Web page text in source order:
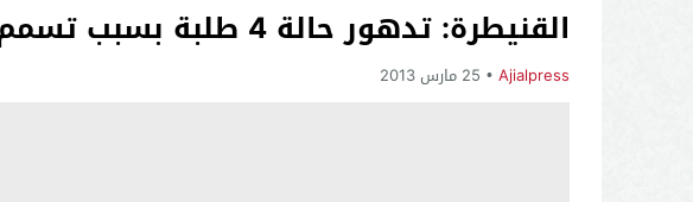
القنيطرة: تدهور حالة 4 طلبة بسبب تسمم غدائي بمطعم الحي الجامعي
Ajialpress 25 مارس 2013